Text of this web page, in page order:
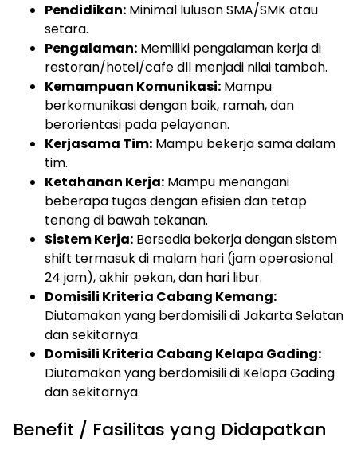
Pendidikan: Minimal lulusan SMA/SMK atau
setara.
Pengalaman: Memiliki pengalaman kerja di
restoran/hotel/cafe dll menjadi nilai tambah.
Kemampuan Komunikasi: Mampu
berkomunikasi dengan baik, ramah, dan
berorientasi pada pelayanan.
Kerjasama Tim: Mampu bekerja sama dalam
tim.
Ketahanan Kerja: Mampu menangani
beberapa tugas dengan efisien dan tetap
tenang di bawah tekanan.
Sistem Kerja: Bersedia bekerja dengan sistem
shift termasuk di malam hari (jam operasional
24 jam), akhir pekan, dan hari libur.
Domisili Kriteria Cabang Kemang:
Diutamakan yang berdomisili di Jakarta Selatan
dan sekitarnya.
Domisili Kriteria Cabang Kelapa Gading:
Diutamakan yang berdomisili di Kelapa Gading
dan sekitarnya.
Benefit / Fasilitas yang Didapatkan